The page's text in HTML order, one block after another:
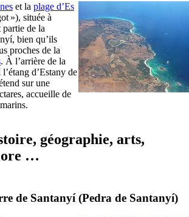
et la plage d’Es
»), située à
partie de la
, bien qu’ils
proches de la
. À l’arrière de la
l’étang d’Estany de
sur une
accueille de
géographie, arts,
…
de Santanyí(Pedra de Santanyí)